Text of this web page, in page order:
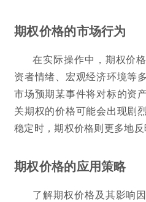
期权价格的市场行为
在实际操作中，期权价
资者情绪、宏观经济环境等
市场预期某事件将对标的资
关期权的价格可能会出现剧
稳定时，期权价格则更多地反
期权价格的应用策略
了解期权价格及其影响